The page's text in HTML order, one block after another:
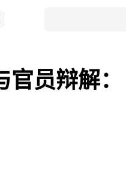
员辩解：